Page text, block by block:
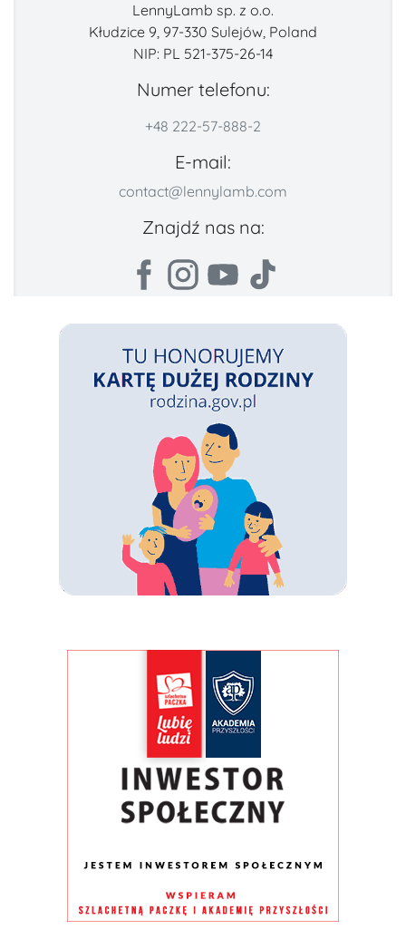
LennyLamb sp. z o.o.
Kłudzice 9, 97-330 Sulejów, Poland
NIP: PL 521-375-26-14
Numer telefonu:
+48 222-57-888-2
E-mail:
contact@lennylamb.com
Znajdź nas na: